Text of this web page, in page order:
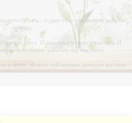
сделать – и даже то, о чем можете хотя бы
мечтать.
всего. И мыслями можно управлять. И
работать над мыслями.
к мечте. Живите той жизнью, которую вы сами
себе придумали.
никому, кроме того, кто его дал.